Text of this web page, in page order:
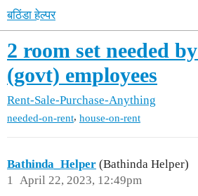
बठिंडा हेल्पर
2 room set needed
(govt) employees
Rent-Sale-Purchase-Anything
needed-on-rent, house-on-rent
Bathinda_Helper (Bathinda Helper)
April 22, 2023, 12:49pm
1